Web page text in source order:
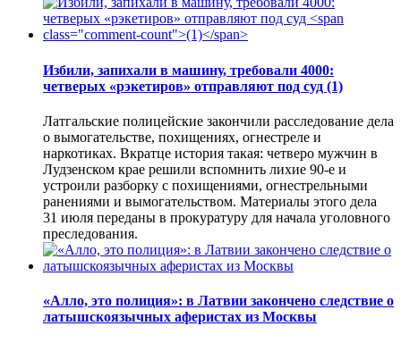
Избили, запихали в машину, требовали 4000:
четверых «рэкетиров» отправляют под суд (1)
Латгальские полицейские закончили расследование дела
о вымогательстве, похищениях, огнестреле и
наркотиках. Вкратце история такая: четверо мужчин в
Лудзенском крае решили вспомнить лихие 90-е и
устроили разборку с похищениями, огнестрельными
ранениями и вымогательством. Материалы этого дела
31 июля переданы в прокуратуру для начала уголовного
преследования.
«Алло, это полиция»: в Латвии закончено следствие о
латышскоязычных аферистах из Москвы